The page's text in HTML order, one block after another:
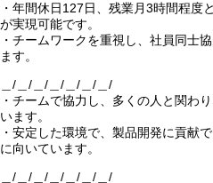
・年間休日127日、残業月3時間程度
が実現可能です。
・チームワークを重視し、社員同士
ます。
＿/＿/＿/＿/＿/＿/＿/
・チームで協力し、多くの人と関わ
います。
・安定した環境で、製品開発に貢献
に向いています。
＿/＿/＿/＿/＿/＿/＿/